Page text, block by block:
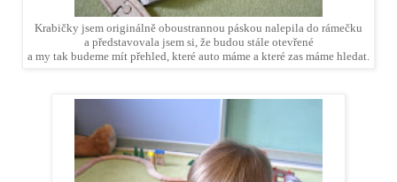
Krabičky jsem originálně oboustrannou páskou nalepila do rámečku
a představovala jsem si, že budou stále otevřené
a my tak budeme mít přehled, které auto máme a které zas máme hledat.